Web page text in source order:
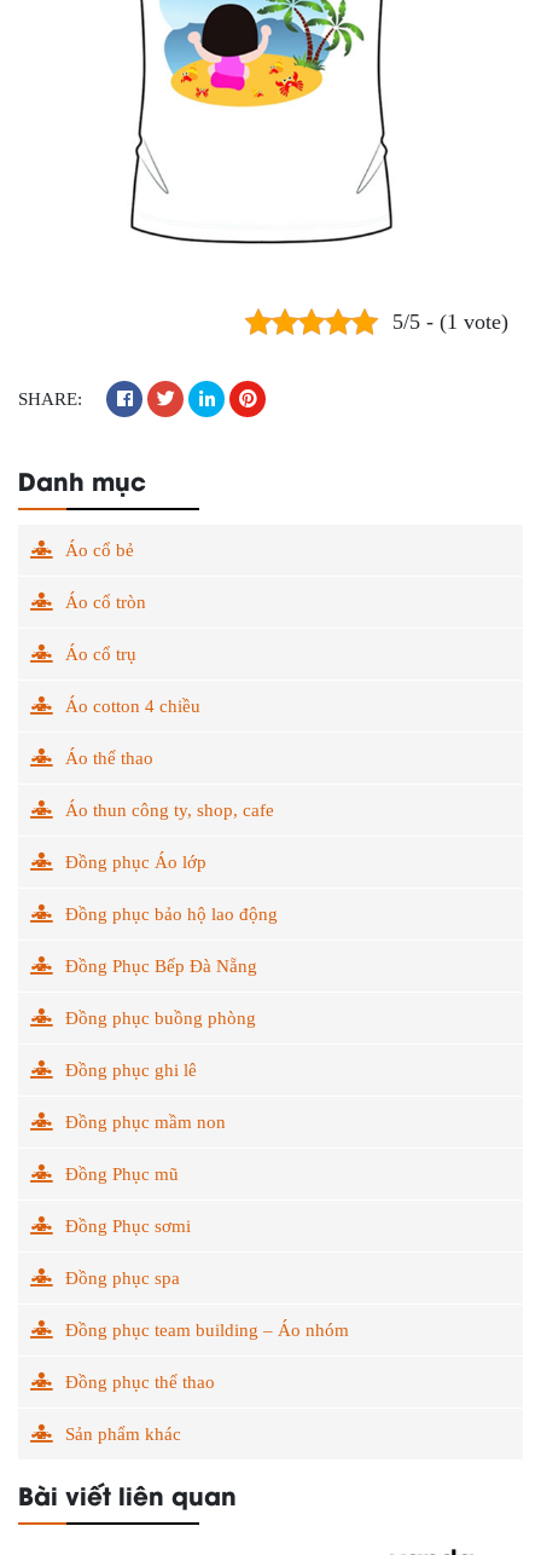
5/5 - (1 vote)
SHARE:
Danh mục
Áo cổ bẻ
Áo cổ tròn
Áo cổ trụ
Áo cotton 4 chiều
Áo thể thao
Áo thun công ty, shop, cafe
Đồng phục Áo lớp
Đồng phục bảo hộ lao động
Đồng Phục Bếp Đà Nẵng
Đồng phục buồng phòng
Đồng phục ghi lê
Đồng phục mầm non
Đồng Phục mũ
Đồng Phục sơmi
Đồng phục spa
Đồng phục team building – Áo nhóm
Đồng phục thể thao
Sản phẩm khác
Bài viết liên quan